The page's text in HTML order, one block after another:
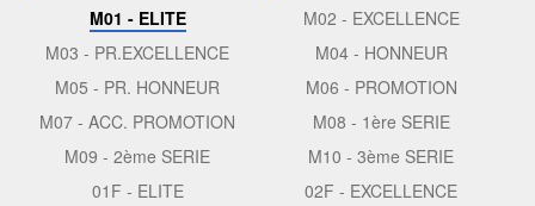
M01 - ELITE
M02 - EXCELLENCE
M03 - PR.EXCELLENCE
M04 - HONNEUR
M05 - PR. HONNEUR
M06 - PROMOTION
M07 - ACC. PROMOTION
M08 - 1ère SERIE
M09 - 2ème SERIE
M10 - 3ème SERIE
01F - ELITE
02F - EXCELLENCE